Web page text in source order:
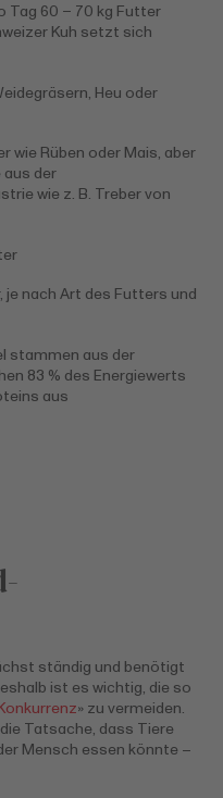
Tag 60 – 70 kg Futter
Kuh setzt sich
Heu oder
wie Rüben oder Mais, aber
aus der
wie z. B. Treber von
je nach Art des Futters und
stammen aus der
83 % des Energiewerts
aus
ständig und benötigt
ist es wichtig, die so
» zu vermeiden.
Tatsache, dass Tiere
Mensch essen könnte –